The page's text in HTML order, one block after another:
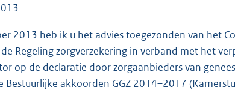
:
3
6
K
2013 heb ik u het advies toegezonden van het
Regeling zorgverzekering in verband met het
op de declaratie door zorgaanbieders van
Bestuurlijke akkoorden GGZ 2014–2017